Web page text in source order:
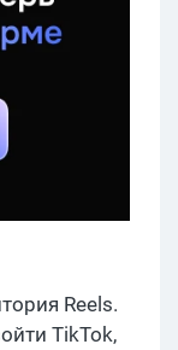
Reels.
TikTok,